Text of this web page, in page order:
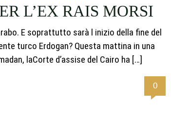
L’EX RAIS MORSI
E soprattutto sarà l inizio della fine del
turco Erdogan? Questa mattina in una
laCorte d’assise del Cairo ha […]
0